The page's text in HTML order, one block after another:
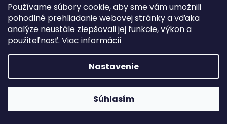
Používame súbory cookie, aby sme vám umožnili
pohodlné prehliadanie webovej stránky a vďaka
analýze neustále zlepšovali jej funkcie, výkon a
použiteľnosť. Viac informácií
Nastavenie
Súhlasím
Nezrealizované motívy slovenských zberateľských
mincí – 10€ - SNP – 80. výročie
Súbor obsahuje dve medaily s motívmi nezrealizovaných
Vyhotovenie:
Messenger